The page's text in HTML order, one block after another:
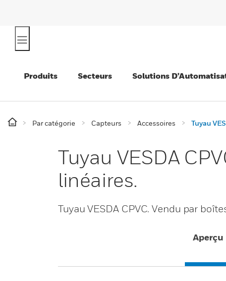
Produits Secteurs Solutions
Par catégorie Capteurs Accessoires Tuyau
Tuyau VESDA
linéaires.
Tuyau VESDA CPVC. Vendu par
Aperçu